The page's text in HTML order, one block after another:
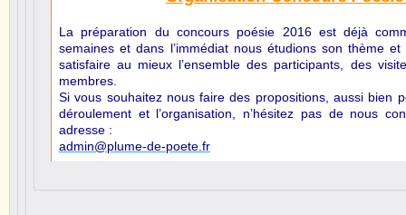
La préparation du concours poésie 2016 est déjà
semaines et dans l’immédiat nous étudions son thème
satisfaire au mieux l’ensemble des participants, des
membres.
Si vous souhaitez nous faire des propositions, aussi bien
déroulement et l’organisation, n’hésitez pas de nous
adresse :
admin@plume-de-poete.fr